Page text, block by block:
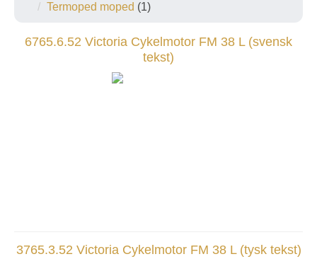
Termoped moped (1)
6765.6.52 Victoria Cykelmotor FM 38 L (svensk
tekst)
3765.3.52 Victoria Cykelmotor FM 38 L (tysk tekst)